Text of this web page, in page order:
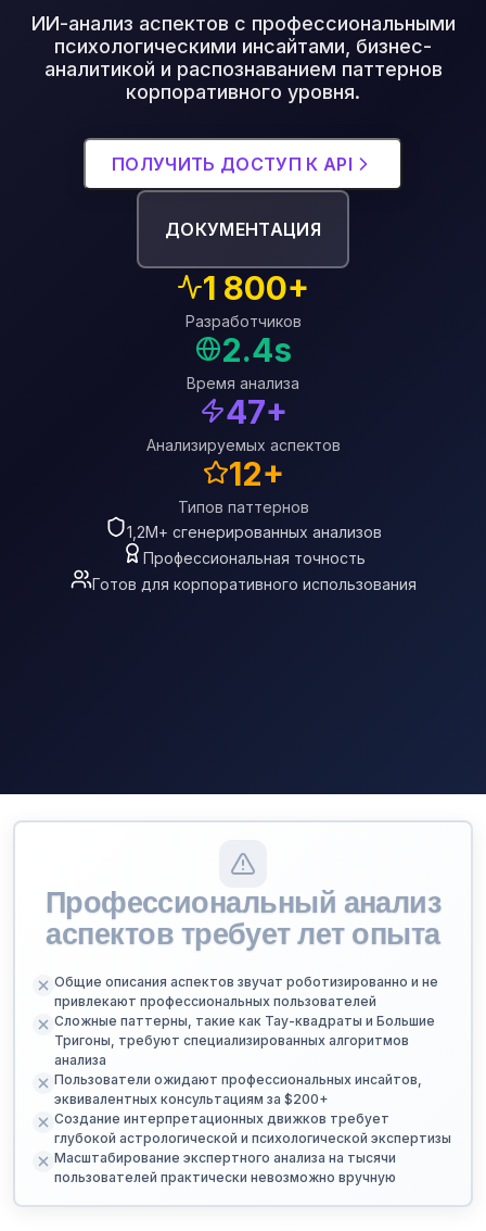
ИИ-анализ аспектов с профессиональными
психологическими инсайтами, бизнес-
аналитикой и распознаванием паттернов
корпоративного уровня.
ПОЛУЧИТЬ ДОСТУП К API
ДОКУМЕНТАЦИЯ
1 800+
Разработчиков
2.4s
Время анализа
47+
Анализируемых аспектов
12+
Типов паттернов
1,2М+ сгенерированных анализов
Профессиональная точность
Готов для корпоративного использования
Профессиональный анализ
аспектов требует лет опыта
Общие описания аспектов звучат роботизированно и не
привлекают профессиональных пользователей
Сложные паттерны, такие как Тау-квадраты и Большие
Тригоны, требуют специализированных алгоритмов
анализа
Пользователи ожидают профессиональных инсайтов,
эквивалентных консультациям за $200+
Создание интерпретационных движков требует
глубокой астрологической и психологической экспертизы
Масштабирование экспертного анализа на тысячи
пользователей практически невозможно вручную